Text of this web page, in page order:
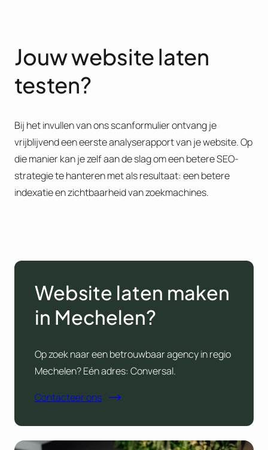
Jouw website laten
testen?
Bij het invullen van ons scanformulier ontvang je
vrijblijvend een eerste analyserapport van je website. Op
die manier kan je zelf aan de slag om een betere SEO-
strategie te hanteren met als resultaat: een betere
indexatie en zichtbaarheid van zoekmachines.
Website laten maken
in Mechelen?
Op zoek naar een betrouwbaar agency in regio
Mechelen? Eén adres: Conversal.
Contacteer ons